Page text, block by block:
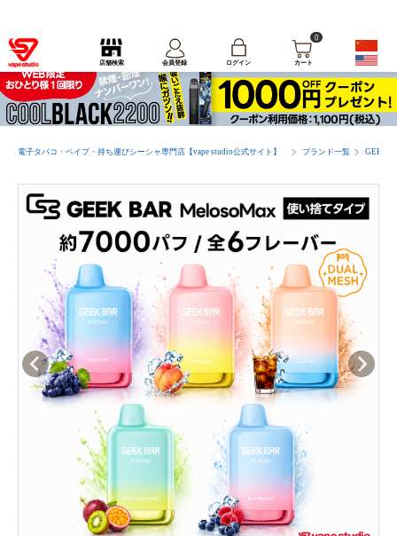
店舗検索 会員登録 ログイン
0
カート
電子タバコ・ベイプ・持ち運びシーシャ専門店【vape studio公式サイト】 ブランド一覧 GEEK